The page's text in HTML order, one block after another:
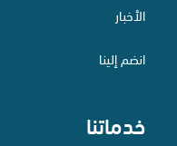
الاستثمار الأجنبي
الخدمات الصناعية
الأخبار
انضم إلينا
خدماتنا